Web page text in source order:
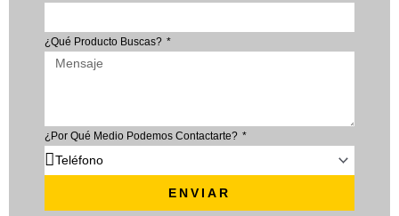
¿Qué Producto Buscas?
¿Por Qué Medio Podemos Contactarte?
ENVIAR